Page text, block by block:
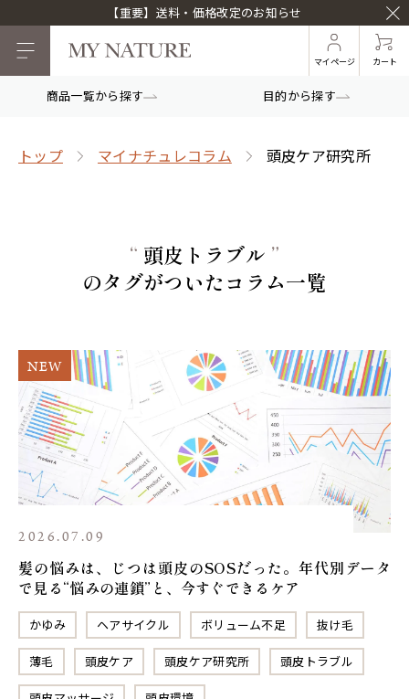
【重要】送料・価格改定のお知らせ
マイページ カート
商品一覧から探す 目的から探す
トップ マイナチュレコラム 頭皮ケア研究所
“ 頭皮トラブル ”
のタグがついたコラム一覧
2026.07.09
髪の悩みは、じつは頭皮のSOSだった。年代別データ
で見る“悩みの連鎖”と、今すぐできるケア
かゆみ ヘアサイクル ボリューム不足 抜け毛
薄毛 頭皮ケア 頭皮ケア研究所 頭皮トラブル